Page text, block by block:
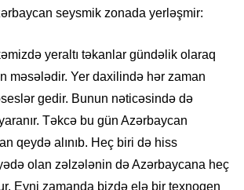
seysmik zonada yerləşmir:
yeraltı təkanlar gündəlik olaraq
məsələdir. Yer daxilində hər zaman
gedir. Bunun nəticəsində də
Təkcə bu gün Azərbaycan
qeydə alınıb. Heç biri də hiss
olan zəlzələnin də Azərbaycana heç
Eyni zamanda bizdə elə bir texnogen